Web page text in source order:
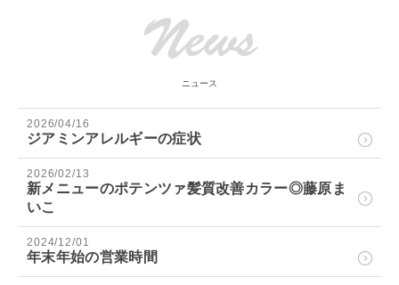
News
ニュース
2026/04/16
ジアミンアレルギーの症状
2026/02/13
新メニューのポテンツァ髪質改善カラー◎藤原ま
いこ
2024/12/01
年末年始の営業時間